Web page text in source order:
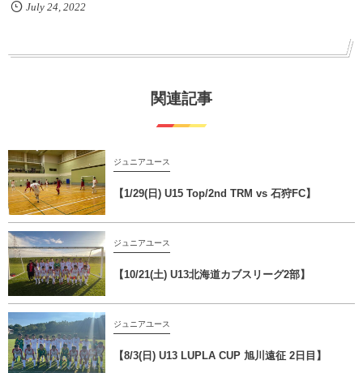
July 24, 2022
関連記事
ジュニアユース
【1/29(日) U15 Top/2nd TRM vs 石狩FC】
ジュニアユース
【10/21(土) U13北海道カブスリーグ2部】
ジュニアユース
【8/3(日) U13 LUPLA CUP 旭川遠征 2日目】